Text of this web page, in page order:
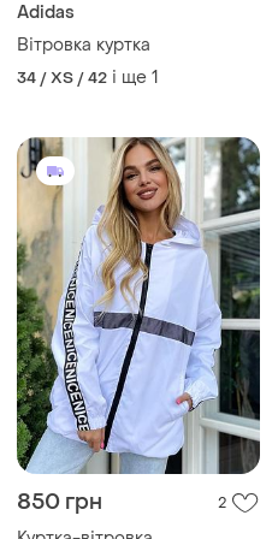
Adidas
Вітровка куртка
34 / XS / 42 і ще 1
850 грн 2